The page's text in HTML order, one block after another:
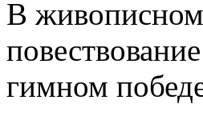
В живописном
гимном